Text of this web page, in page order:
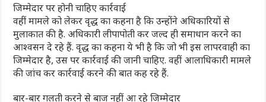
जिम्मेदार पर होनी चाहिए कार्रवाई
वहीं मामले को लेकर वृद्ध का कहना है कि उन्होंने अधिकारियों से
मुलाकात की है. अधिकारी लीपापोती कर जल्द ही समाधान करने का
आश्वसन दे रहे हैं. वृद्ध का कहना ये भी है कि जो भी इस लापरवाही का
जिम्मेदार है, उस पर कार्रवाई की जानी चाहिए. वहीं आलाधिकारी मामले
की जांच कर कार्रवाई करने की बात कह रहे हैं.
बार-बार गलती करने से बाज नहीं आ रहे जिम्मेदार